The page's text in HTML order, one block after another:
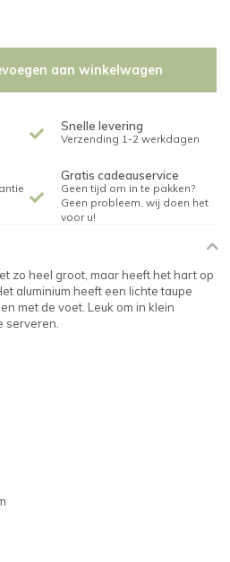
aan winkelwagen
Snelle levering
Verzending 1-2 werkdagen
Gratis cadeauservice
Geen tijd om in te pakken?
Geen probleem, wij doen het
voor u!
zo heel groot, maar heeft het hart op
aluminium heeft een lichte taupe
met de voet. Leuk om in klein
serveren.